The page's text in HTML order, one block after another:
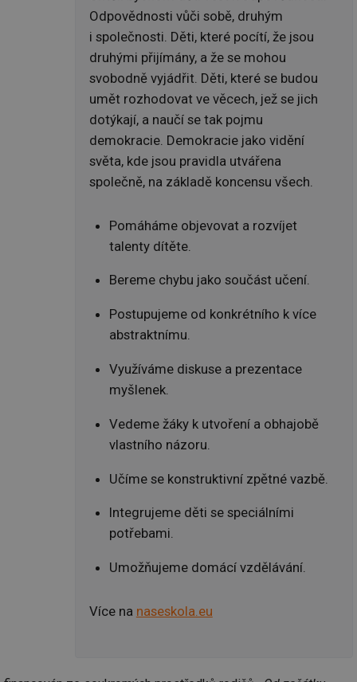
Odpovědnosti vůči sobě, druhým
i společnosti. Děti, které pocítí, že jsou
druhými přijímány, a že se mohou
svobodně vyjádřit. Děti, které se budou
umět rozhodovat ve věcech, jež se jich
dotýkají, a naučí se tak pojmu
demokracie. Demokracie jako vidění
světa, kde jsou pravidla utvářena
společně, na základě koncensu všech.
Pomáháme objevovat a rozvíjet
talenty dítěte.
Bereme chybu jako součást učení.
Postupujeme od konkrétního k více
abstraktnímu.
Využíváme diskuse a prezentace
myšlenek.
Vedeme žáky k utvoření a obhajobě
vlastního názoru.
Učíme se konstruktivní zpětné vazbě.
Integrujeme děti se speciálními
potřebami.
Umožňujeme domácí vzdělávání.
Více na naseskola.eu